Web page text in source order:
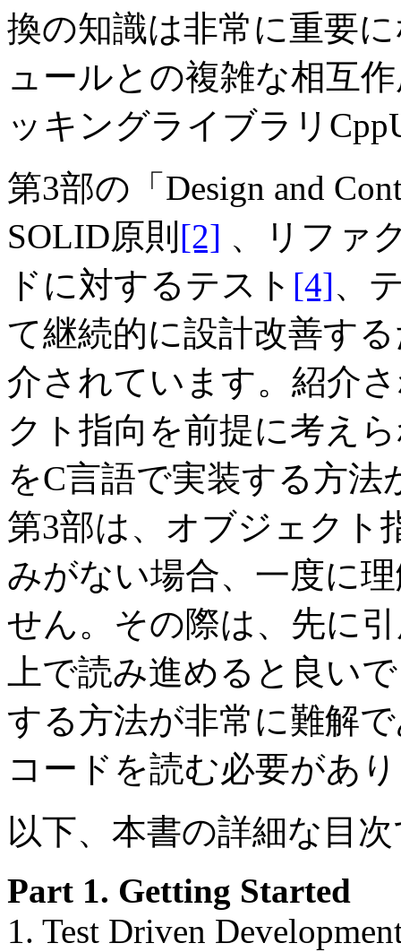
換の知識は非常に重要
ュールとの複雑な相互
ッキングライブラリ
第3部の「Design and
SOLID原則 [2] 、リファ
ドに対するテスト [4]、
て継続的に設計改善す
介されています。紹介
クト指向を前提に考え
をC言語で実装する方
第3部は、オブジェクト
みがない場合、一度に
せん。その際は、先に
上で読み進めると良い
する方法が非常に難解
コードを読む必要があ
以下、本書の詳細な目
Part 1. Getting Started
1. Test Driven